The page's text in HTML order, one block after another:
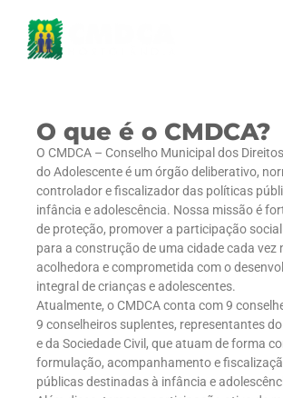
O que é o CMDCA?
O CMDCA – Conselho Municipal dos
do Adolescente é um órgão deliberativo,
controlador e fiscalizador das políticas
infância e adolescência. Nossa missão é
de proteção, promover a participação
para a construção de uma cidade cada vez
acolhedora e comprometida com o
integral de crianças e adolescentes.
Atualmente, o CMDCA conta com 9
9 conselheiros suplentes, representantes
e da Sociedade Civil, que atuam de forma
formulação, acompanhamento e
públicas destinadas à infância e